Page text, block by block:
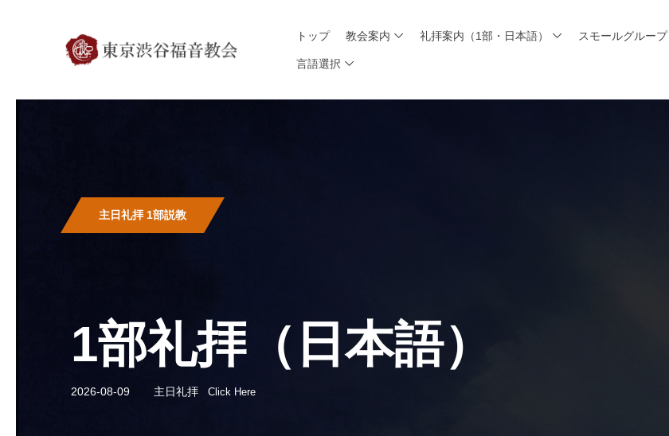
トップ 教会案内 礼拝案内（1部・日本語） スモールグループ
言語選択
主日礼拝 1部説教
1部礼拝（日本語）
2026-08-09 主日礼拝 Click Here